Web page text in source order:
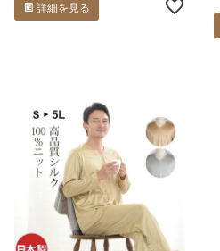
詳細を見る